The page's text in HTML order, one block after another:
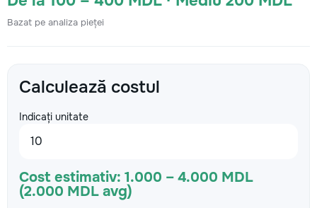
Bazat pe analiza pieței
Calculează costul
Indicați unitate
Cost estimativ: 1.000 – 4.000 MDL
(2.000 MDL avg)